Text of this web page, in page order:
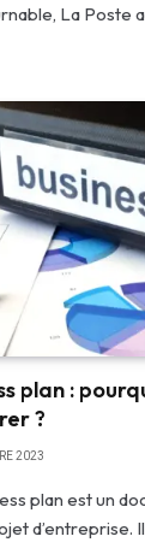
La Poste
plan :
?
2023
plan est un
d’entreprise.